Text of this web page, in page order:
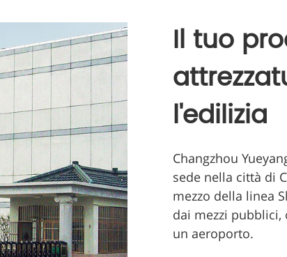
Il tuo
l'edilizia
Changzhou
sede nella città di
mezzo della linea
dai mezzi pubblici,
un aeroporto.